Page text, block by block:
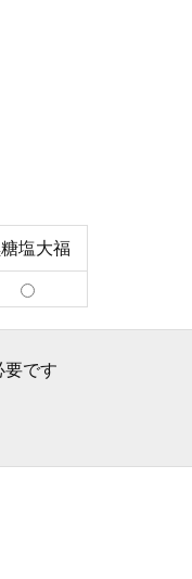
塩大福
要です